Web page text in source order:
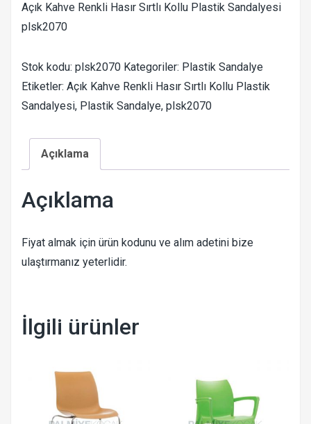
Açık Kahve Renkli Hasır Sırtlı Kollu Plastik Sandalyesi
plsk2070
Stok kodu: plsk2070 Kategoriler: Plastik Sandalye
Etiketler: Açık Kahve Renkli Hasır Sırtlı Kollu Plastik
Sandalyesi, Plastik Sandalye, plsk2070
Açıklama
Açıklama
Fiyat almak için ürün kodunu ve alım adetini bize
ulaştırmanız yeterlidir.
İlgili ürünler